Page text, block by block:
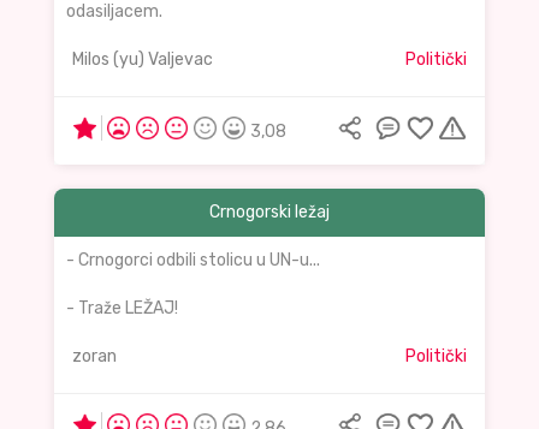
odasiljacem.
Milos (yu) Valjevac Politički
3,08
Crnogorski ležaj
- Crnogorci odbili stolicu u UN-u...
- Traže LEŽAJ!
zoran Politički